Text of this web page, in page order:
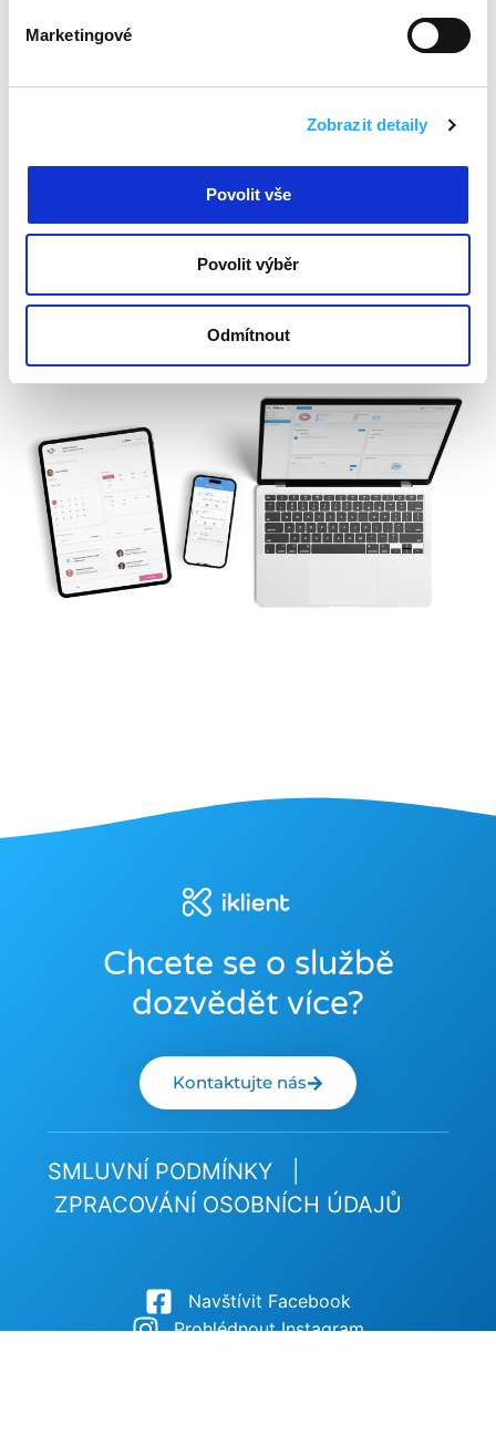
Marketingové
Zobrazit detaily
Povolit vše
Povolit výběr
Odmítnout
registraci?
Registrace a přihlášení
Chcete se o službě
dozvědět více?
Kontaktujte nás
SMLUVNÍ PODMÍNKY|
ZPRACOVÁNÍ OSOBNÍCH ÚDAJŮ
Navštívit Facebook
Prohlédnout Instagram